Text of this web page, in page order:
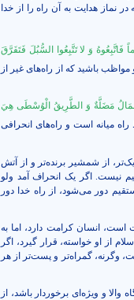
هدایت به آن راه را از خدا
وَ لا تَتَّبِعُوا السُّبُلَ فَتَفَرَّقَ
باشید که از راه‌های غیر از
مَضَلَّةٌ وَ الطَّرِيقُ الْوُسْطَى هِيَ
ميانه است و راه‌های انحرافی
از شمشیر برنده‌تر و از آتش
نیست. اگر یک انحراف آمد ولو
دور می‌شود، از راه خدا دور
انسان کرامت دارد، اما به
از او خواسته، قرار گیرد، اگر
وگرنه، گمراه‌تر و پست‌تر از هر
و ویژه‌ای برخوردار باشد، از